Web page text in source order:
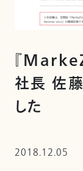
『
社長 佐
した
2018.12.05